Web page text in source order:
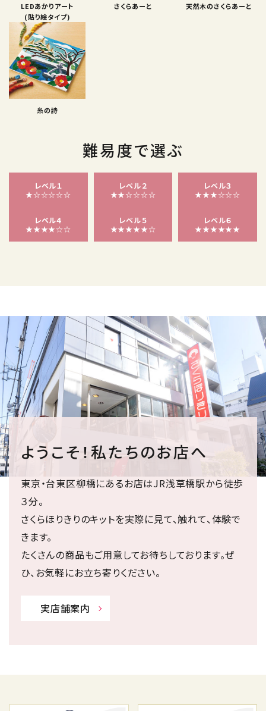
LEDあかりアート
(貼り絵タイプ)
さくらあーと 天然木のさくらあーと
糸の詩
難易度で選ぶ
レベル１
★☆☆☆☆☆
レベル２
★★☆☆☆☆
レベル３
★★★☆☆☆
レベル４
★★★★☆☆
レベル５
★★★★★☆
レベル６
★★★★★★
ようこそ！私たちのお店へ
東京・台東区柳橋にあるお店はJR浅草橋駅から徒歩
３分。
さくらほりきりのキットを実際に見て、触れて、体験で
きます。
たくさんの商品もご用意してお待ちしております。ぜ
ひ、お気軽にお立ち寄りください。
実店舗案内